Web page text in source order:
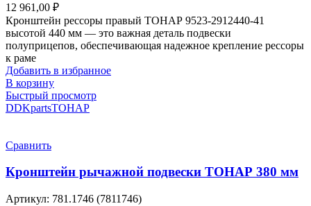
12 961,00 ₽
Кронштейн рессоры правый ТОНАР 9523-2912440-41
высотой 440 мм — это важная деталь подвески
полуприцепов, обеспечивающая надежное крепление рессоры
к раме
Добавить в избранное
В корзину
Быстрый просмотр
DDKpartsТОНАР
Сравнить
Кронштейн рычажной подвески ТОНАР 380 мм
Артикул: 781.1746 (7811746)